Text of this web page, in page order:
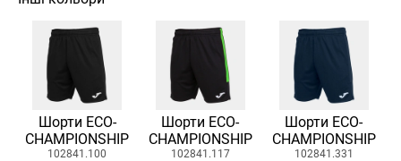
Шорти ECO-
CHAMPIONSHIP
102841.100
Шорти ECO-
CHAMPIONSHIP
102841.117
Шорти ECO-
CHAMPIONSHIP
102841.331